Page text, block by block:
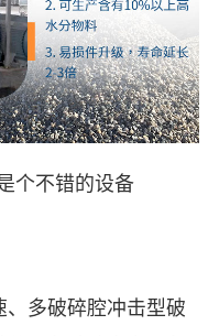
个不错的设备
多破碎腔冲击型破